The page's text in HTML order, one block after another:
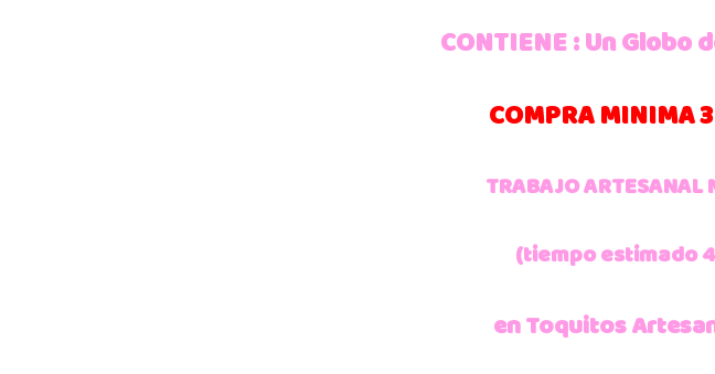
CONTIENE : Un
COMPRA MINIMA
TRABAJO
(tiempo estimado
en Toquitos